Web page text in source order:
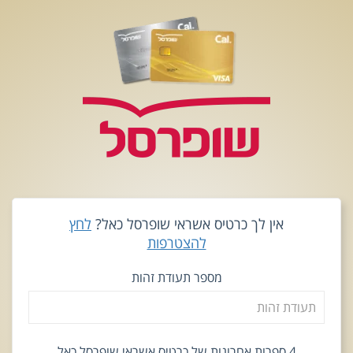
אין לך כרטיס אשראי שופרסל כאל? לחץ
להצטרפות
מספר תעודת זהות